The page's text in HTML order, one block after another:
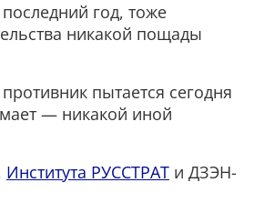
год, тоже
никакой пощады
пытается сегодня
— никакой иной
Института РУССТРАТ и ДЗЭН-